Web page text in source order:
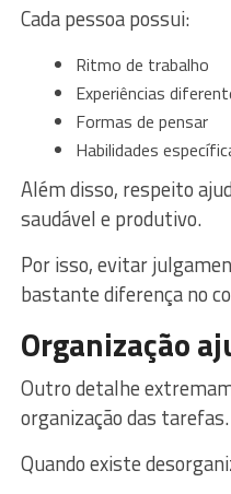
Cada pessoa possui:
Ritmo de trabalho
Experiências
Formas de pensar
Habilidades
Além disso, respeito
saudável e produtivo.
Por isso, evitar
bastante diferença no
Organização
Outro detalhe
organização das tarefas.
Quando existe